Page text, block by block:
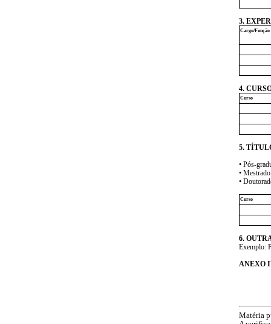
3.
Cargo/Função
4.
Curso
5.
• Pós-
•
•
Curso
6.
Exemplo:
ANEXO
Matéria